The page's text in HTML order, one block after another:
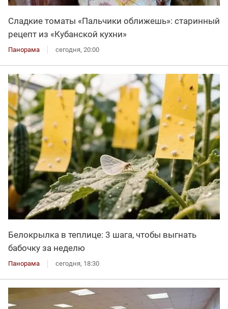
Сладкие томаты «Пальчики оближешь»: старинный
рецепт из «Кубанской кухни»
Панорама сегодня, 20:00
Белокрылка в теплице: 3 шага, чтобы выгнать
бабочку за неделю
Панорама сегодня, 18:30